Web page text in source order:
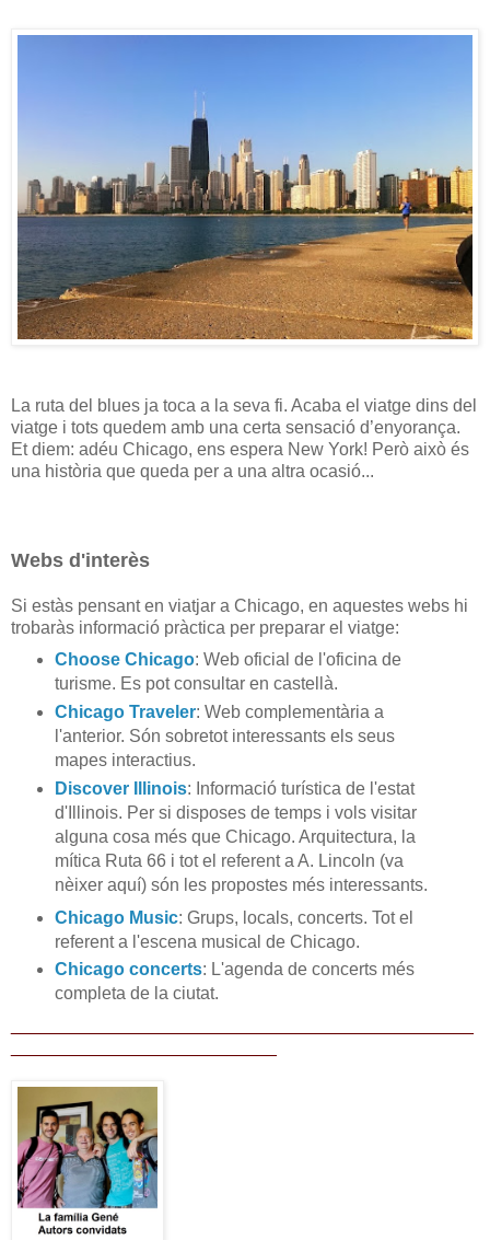
La ruta del blues ja toca a la seva fi. Acaba el viatge dins del
viatge i tots quedem amb una certa sensació d’enyorança.
Et diem: adéu Chicago, ens espera New York! Però això és
una història que queda per a una altra ocasió...
Webs d'interès
Si estàs pensant en viatjar a Chicago, en aquestes webs hi
trobaràs informació pràctica per preparar el viatge:
Choose Chicago: Web oficial de l'oficina de
turisme. Es pot consultar en castellà.
Chicago Traveler: Web complementària a
l'anterior. Són sobretot interessants els seus
mapes interactius.
Discover Illinois: Informació turística de l'estat
d'Illinois. Per si disposes de temps i vols visitar
alguna cosa més que Chicago. Arquitectura, la
mítica Ruta 66 i tot el referent a A. Lincoln (va
nèixer aquí) són les propostes més interessants.
Chicago Music: Grups, locals, concerts. Tot el
referent a l'escena musical de Chicago.
Chicago concerts: L'agenda de concerts més
completa de la ciutat.